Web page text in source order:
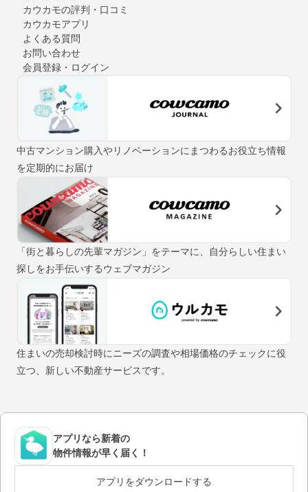
カウカモの評判・口コミ
カウカモアプリ
よくある質問
お問い合わせ
会員登録・ログイン
中古マンション購入やリノベーションにまつわるお役立ち情報
を定期的にお届け
「街と暮らしの先輩マガジン」をテーマに、自分らしい住まい
探しをお手伝いするウェブマガジン
住まいの売却検討時にニーズの調査や相場価格のチェックに役
立つ、新しい不動産サービスです。
アプリなら新着の
物件情報が早く届く！
アプリをダウンロードする